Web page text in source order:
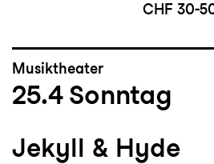
CHF 30-
Musiktheater
25.4 Sonntag
Jekyll & Hyde